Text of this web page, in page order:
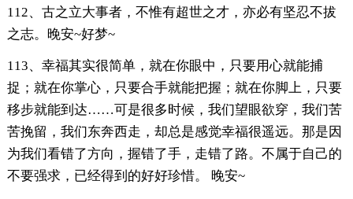
112、古之立大事者，不惟有超世之才，亦必有坚忍不拔
之志。晚安~好梦~
113、幸福其实很简单，就在你眼中，只要用心就能捕
捉；就在你掌心，只要合手就能把握；就在你脚上，只要
移步就能到达……可是很多时候，我们望眼欲穿，我们苦
苦挽留，我们东奔西走，却总是感觉幸福很遥远。那是因
为我们看错了方向，握错了手，走错了路。不属于自己的
不要强求，已经得到的好好珍惜。 晚安~